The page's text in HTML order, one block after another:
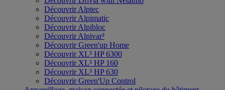
Découvrir Alptec
Découvrir Alpimatic
Découvrir Alpibloc
Découvrir Alpivar³
Découvrir Green'up Home
Découvrir XL³ HP 6300
Découvrir XL³ HP 160
Découvrir XL³ HP 630
Découvrir Green'Up Control